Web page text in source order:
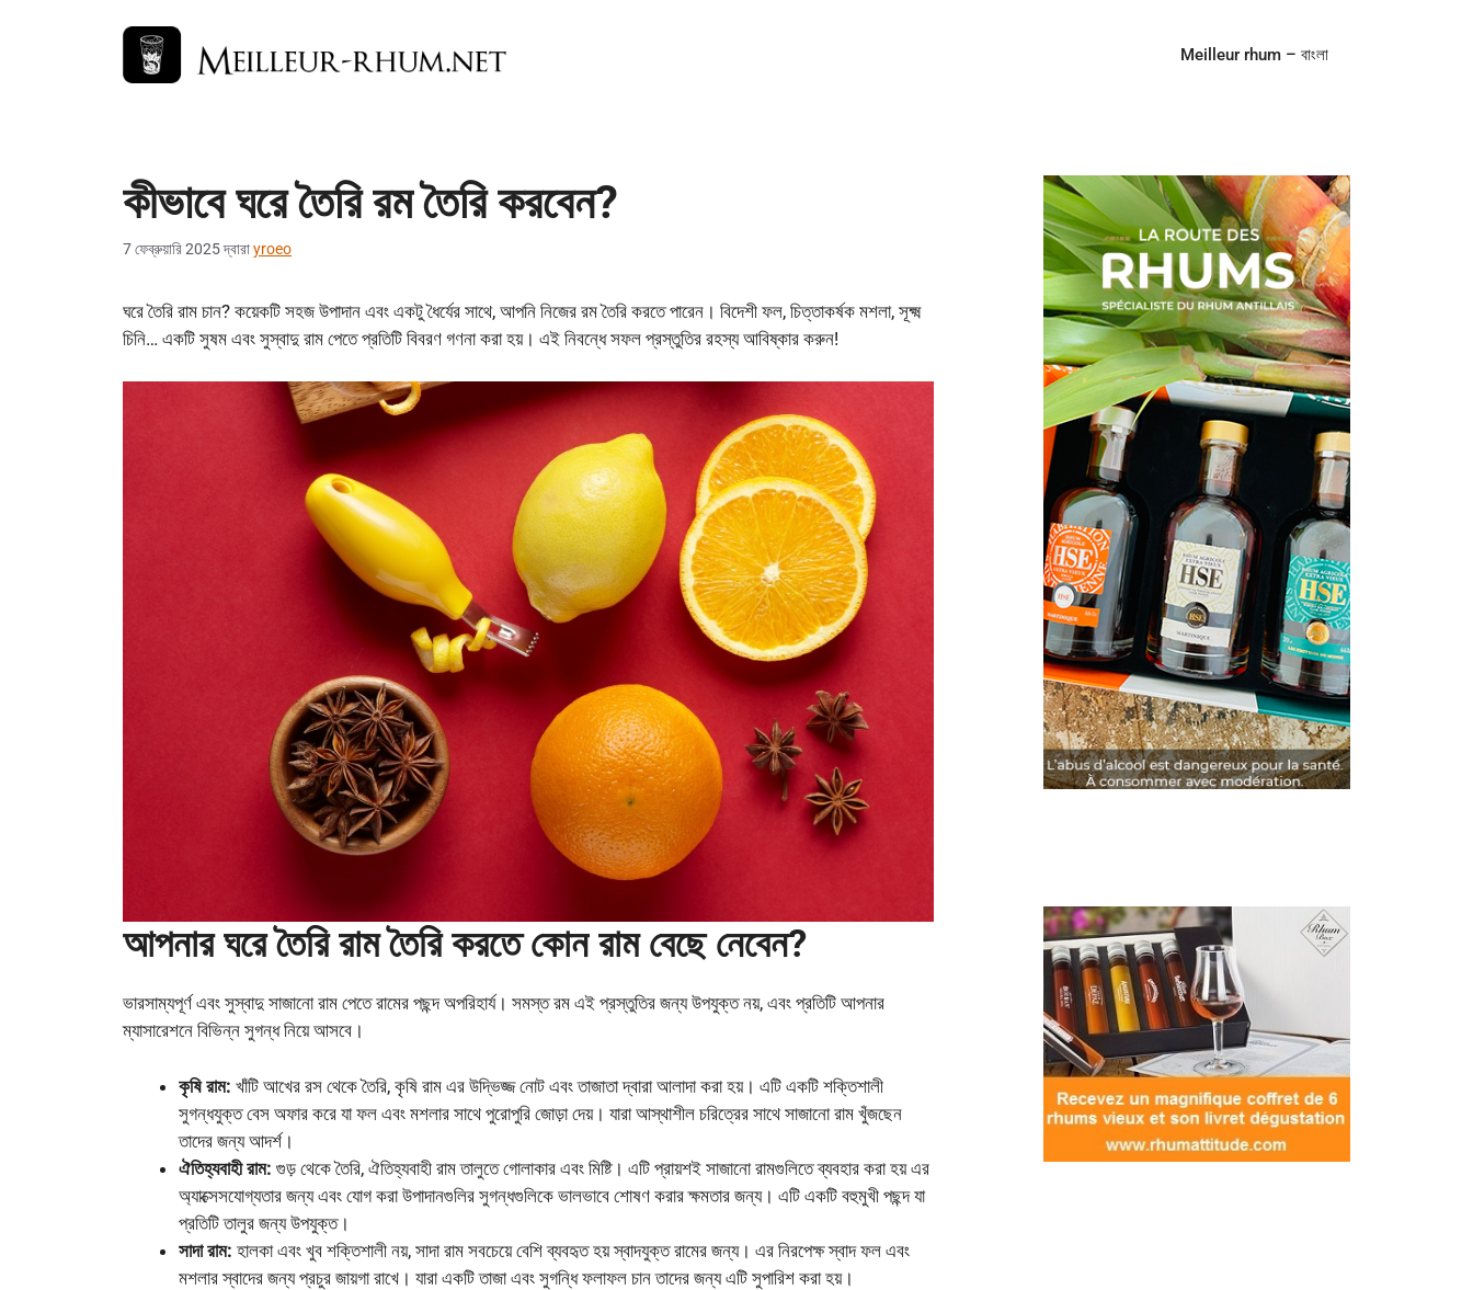
Meilleur rhum – বাংলা
কীভাবে ঘরে তৈরি রম তৈরি করবেন?
7 ফেব্রুয়ারি 2025দ্বারাyroeo
ঘরে তৈরি রাম চান? কয়েকটি সহজ উপাদান এবং একটু ধৈর্যের সাথে, আপনি নিজের রম তৈরি করতে পারেন। বিদেশী ফল, চিত্তাকর্ষক মশলা, সূক্ষ্ম
চিনি… একটি সুষম এবং সুস্বাদু রাম পেতে প্রতিটি বিবরণ গণনা করা হয়। এই নিবন্ধে সফল প্রস্তুতির রহস্য আবিষ্কার করুন!
আপনার ঘরে তৈরি রাম তৈরি করতে কোন রাম বেছে নেবেন?
ভারসাম্যপূর্ণ এবং সুস্বাদু সাজানো রাম পেতে রামের পছন্দ অপরিহার্য। সমস্ত রম এই প্রস্তুতির জন্য উপযুক্ত নয়, এবং প্রতিটি আপনার
ম্যাসারেশনে বিভিন্ন সুগন্ধ নিয়ে আসবে।
কৃষি রাম: খাঁটি আখের রস থেকে তৈরি, কৃষি রাম এর উদ্ভিজ্জ নোট এবং তাজাতা দ্বারা আলাদা করা হয়। এটি একটি শক্তিশালী
সুগন্ধযুক্ত বেস অফার করে যা ফল এবং মশলার সাথে পুরোপুরি জোড়া দেয়। যারা আস্থাশীল চরিত্রের সাথে সাজানো রাম খুঁজছেন
তাদের জন্য আদর্শ।
ঐতিহ্যবাহী রাম: গুড় থেকে তৈরি, ঐতিহ্যবাহী রাম তালুতে গোলাকার এবং মিষ্টি। এটি প্রায়শই সাজানো রামগুলিতে ব্যবহার করা হয় এর
অ্যাক্সেসযোগ্যতার জন্য এবং যোগ করা উপাদানগুলির সুগন্ধগুলিকে ভালভাবে শোষণ করার ক্ষমতার জন্য। এটি একটি বহুমুখী পছন্দ যা
প্রতিটি তালুর জন্য উপযুক্ত।
সাদা রাম: হালকা এবং খুব শক্তিশালী নয়, সাদা রাম সবচেয়ে বেশি ব্যবহৃত হয় স্বাদযুক্ত রামের জন্য। এর নিরপেক্ষ স্বাদ ফল এবং
মশলার স্বাদের জন্য প্রচুর জায়গা রাখে। যারা একটি তাজা এবং সুগন্ধি ফলাফল চান তাদের জন্য এটি সুপারিশ করা হয়।